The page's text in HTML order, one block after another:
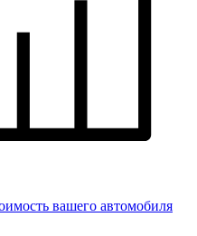
вашего автомобиля